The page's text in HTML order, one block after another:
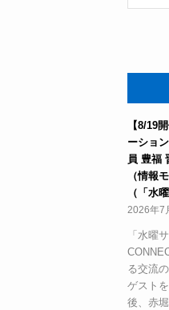
【8/19
ーショ
員 豊福
（情報
（「水
2026年7
「水曜
る交流
ゲスト
後、赤